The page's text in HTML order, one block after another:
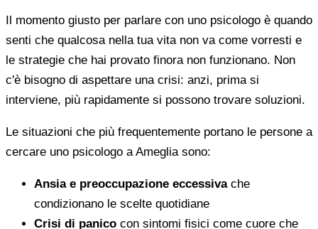
Il momento giusto per parlare con uno psicologo è quando
senti che qualcosa nella tua vita non va come vorresti e
le strategie che hai provato finora non funzionano. Non
c'è bisogno di aspettare una crisi: anzi, prima si
interviene, più rapidamente si possono trovare soluzioni.
Le situazioni che più frequentemente portano le persone a
cercare uno psicologo a Ameglia sono:
Ansia e preoccupazione eccessivache
condizionano le scelte quotidiane
Crisi di panico con sintomi fisici come cuore che